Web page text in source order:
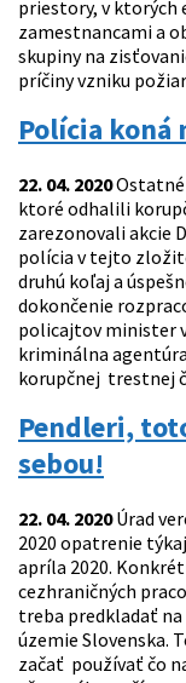
priestory, v ktorých
zamestnancami a
skupiny na
príčiny vzniku
Polícia koná
22. 04. 2020Ostatné
ktoré odhalili
zarezonovali akcie
polícia v tejto
druhú koľaj a
dokončenie
policajtov minister
kriminálna
korupčnej trestnej
Pendleri,
sebou!
22. 04. 2020Úrad
2020 opatrenie
apríla 2020.
cezhraničných
treba predkladať
územie Slovenska.
začať používať čo